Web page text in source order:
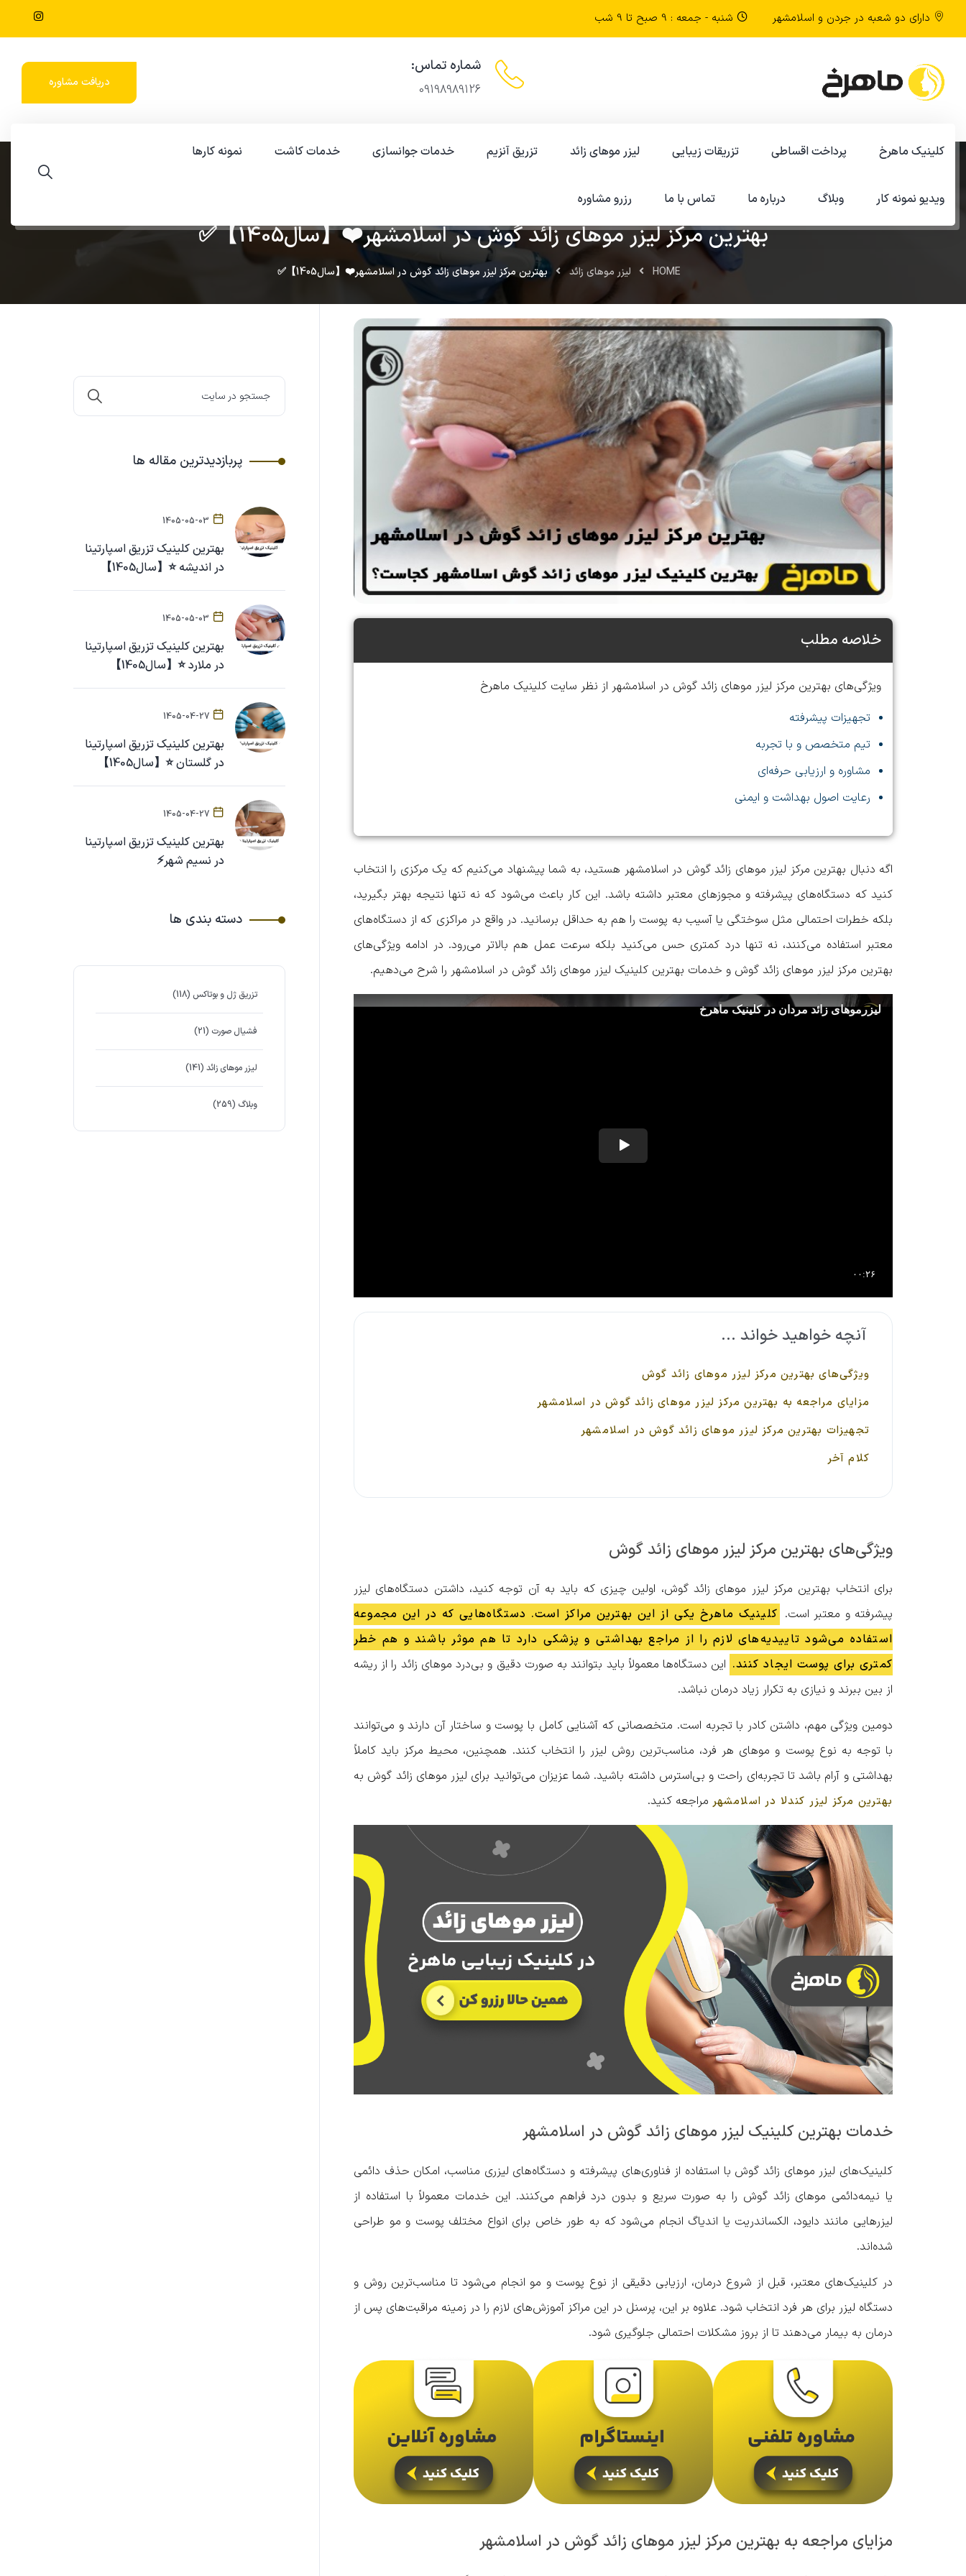
دارای دو شعبه در جردن و اسلامشهر شنبه - جمعه : 9 صبح تا 9 شب
شماره تماس:
09198989126 دریافت مشاوره
کلینیک ماهرخ پرداخت اقساطی تزریقات زیبایی لیزر موهای زائد تزریق آنزیم خدمات جوانسازی خدمات کاشت نمونه کارها
ویدیو نمونه کار وبلاگ درباره ما تماس با ما رزرو مشاوره
بهترین مرکز لیزر موهای زائد گوش در اسلامشهر❤️【سال1405】✅
HOME لیزر موهای زائد بهترین مرکز لیزر موهای زائد گوش در اسلامشهر❤️【سال1405】✅
خلاصه مطلب
ویژگی‌های بهترین مرکز لیزر موهای زائد گوش در اسلامشهر از نظر سایت کلینیک ماهرخ
تجهیزات پیشرفته
تیم متخصص و با تجربه
مشاوره و ارزیابی حرفه‌ای
رعایت اصول بهداشت و ایمنی
اگه دنبال بهترین مرکز لیزر موهای زائد گوش در اسلامشهر هستید، به شما پیشنهاد می‌کنیم که یک مرکزی را انتخاب
کنید که دستگاه‌های پیشرفته و مجوزهای معتبر داشته باشد. این کار باعث می‌شود که نه تنها نتیجه بهتر بگیرید،
بلکه خطرات احتمالی مثل سوختگی یا آسیب به پوست را هم به حداقل برسانید. در واقع در مراکزی که از دستگاه‌های
معتبر استفاده می‌کنند، نه تنها درد کمتری حس می‌کنید بلکه سرعت عمل هم بالاتر می‌رود. در ادامه ویژگی‌های
بهترین مرکز لیزر موهای زائد گوش و خدمات بهترین کلینیک لیزر موهای زائد گوش در اسلامشهر را شرح می‌دهیم.
آنچه خواهید خواند ...
ویژگی‌های بهترین مرکز لیزر موهای زائد گوش
مزایای مراجعه به بهترین مرکز لیزر موهای زائد گوش در اسلامشهر
تجهیزات بهترین مرکز لیزر موهای زائد گوش در اسلامشهر
کلام آخر
ویژگی‌های بهترین مرکز لیزر موهای زائد گوش
برای انتخاب بهترین مرکز لیزر موهای زائد گوش، اولین چیزی که باید به آن توجه کنید، داشتن دستگاه‌های لیزر
پیشرفته و معتبر است. کلینیک ماهرخ یکی از این بهترین مراکز است. دستگاه‌هایی که در این مجموعه
استفاده می‌شود تاییدیه‌های لازم را از مراجع بهداشتی و پزشکی دارد تا هم موثر باشند و هم خطر
کمتری برای پوست ایجاد کنند. این دستگاه‌ها معمولاً باید بتوانند به صورت دقیق و بی‌درد موهای زائد را از ریشه
از بین ببرند و نیازی به تکرار زیاد درمان نباشد.
دومین ویژگی مهم، داشتن کادر با تجربه است. متخصصانی که آشنایی کامل با پوست و ساختار آن دارند و می‌توانند
با توجه به نوع پوست و موهای هر فرد، مناسب‌ترین روش لیزر را انتخاب کنند. همچنین، محیط مرکز باید کاملاً
بهداشتی و آرام باشد تا تجربه‌ای راحت و بی‌استرس داشته باشید. شما عزیزان می‌توانید برای لیزر موهای زائد گوش به
بهترین مرکز لیزر کندلا در اسلامشهر مراجعه کنید.
خدمات بهترین کلینیک لیزر موهای زائد گوش در اسلامشهر
کلینیک‌های لیزر موهای زائد گوش با استفاده از فناوری‌های پیشرفته و دستگاه‌های لیزری مناسب، امکان حذف دائمی
یا نیمه‌دائمی موهای زائد گوش را به صورت سریع و بدون درد فراهم می‌کنند. این خدمات معمولاً با استفاده از
لیزرهایی مانند دایود، الکساندریت یا اندیاگ انجام می‌شود که به طور خاص برای انواع مختلف پوست و مو طراحی
شده‌اند.
در کلینیک‌های معتبر، قبل از شروع درمان، ارزیابی دقیقی از نوع پوست و مو انجام می‌شود تا مناسب‌ترین روش و
دستگاه لیزر برای هر فرد انتخاب شود. علاوه بر این، پرسنل در این مراکز آموزش‌های لازم را در زمینه مراقبت‌های پس از
درمان به بیمار می‌دهند تا از بروز مشکلات احتمالی جلوگیری شود.
مزایای مراجعه به بهترین مرکز لیزر موهای زائد گوش در اسلامشهر
پربازدیدترین مقاله ها
1405-05-03
بهترین کلینیک تزریق اسپارتینا
در اندیشه ⭐【سال1405】
1405-05-03
بهترین کلینیک تزریق اسپارتینا
در ملارد ⭐【سال1405】
1405-04-27
بهترین کلینیک تزریق اسپارتینا
در گلستان ⭐【سال1405】
1405-04-27
بهترین کلینیک تزریق اسپارتینا
در نسیم شهر⚡
دسته بندی ها
تزریق ژل و بوتاکس (118)
فشیال صورت (21)
لیزر موهای زائد (141)
وبلاگ (259)